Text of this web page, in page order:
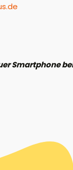
Smartphone